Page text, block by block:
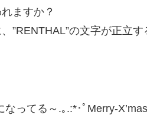
ますか？
”RENTHAL”の文字が正立す
ってる～.｡.:*･ﾟMerry-